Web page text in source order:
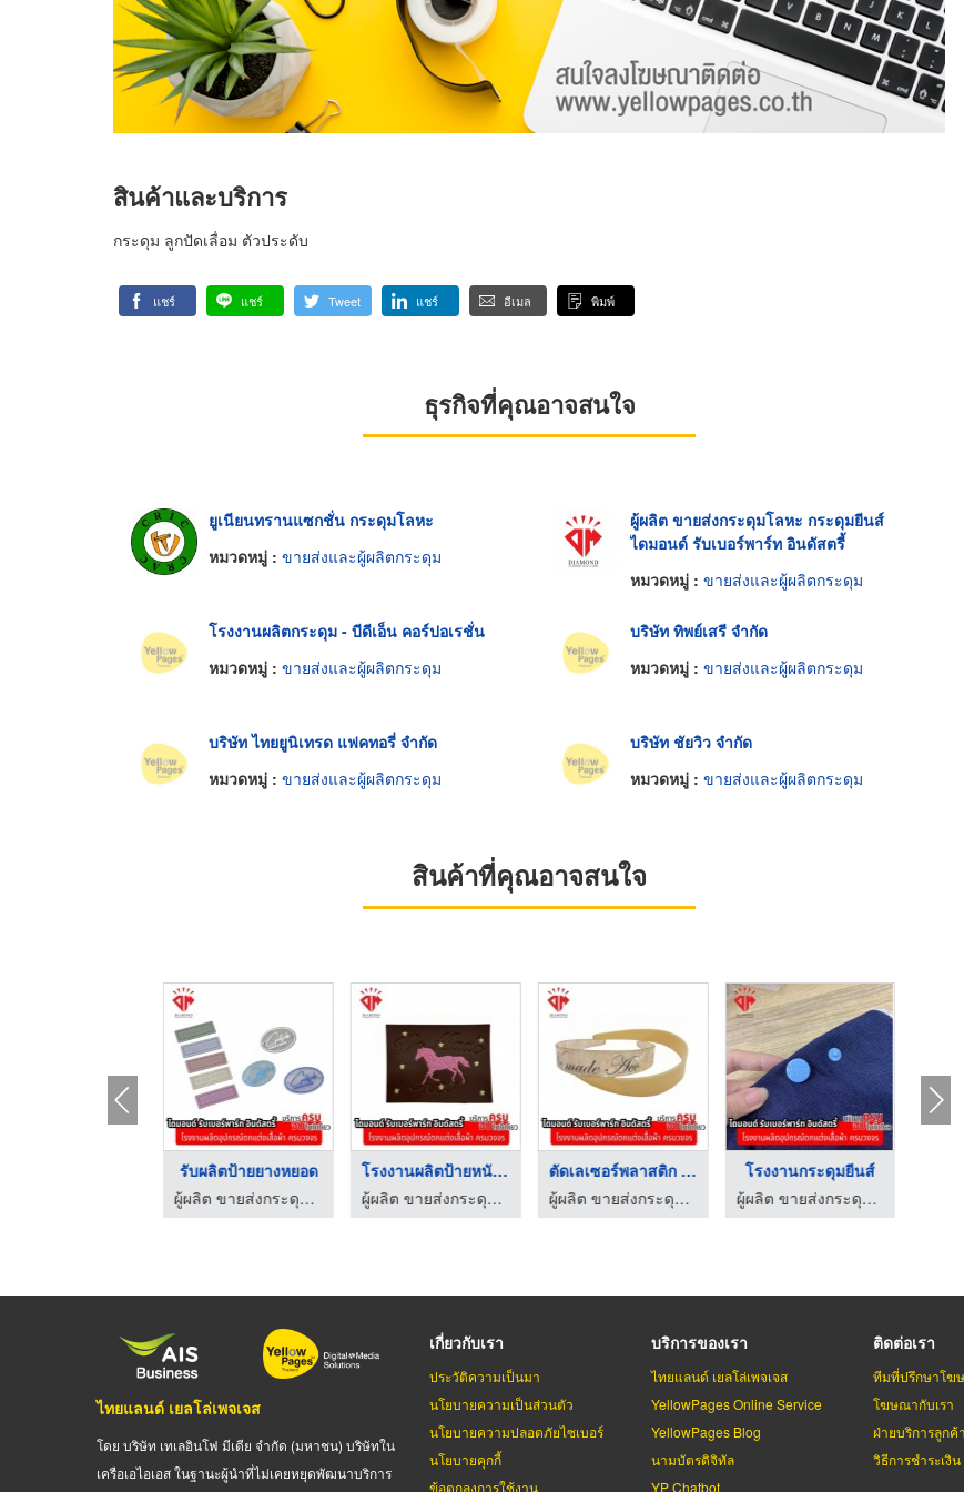
สินค้าและบริการ
กระดุม ลูกปัดเลื่อม ตัวประดับ
แชร์ แชร์ Tweet แชร์ อีเมล พิมพ์
ธุรกิจที่คุณอาจสนใจ
ยูเนียนทรานแซกชั่น กระดุมโลหะ
หมวดหมู่ : ขายส่งและผู้ผลิตกระดุม
ผู้ผลิต ขายส่งกระดุมโลหะ กระดุมยีนส์
ไดมอนด์ รับเบอร์พาร์ท อินดัสตรี้
หมวดหมู่ : ขายส่งและผู้ผลิตกระดุม
โรงงานผลิตกระดุม - บีดีเอ็น คอร์ปอเรชั่น
หมวดหมู่ : ขายส่งและผู้ผลิตกระดุม
บริษัท ทิพย์เสรี จำกัด
หมวดหมู่ : ขายส่งและผู้ผลิตกระดุม
บริษัท ไทยยูนิเทรด แฟคทอรี่ จำกัด
หมวดหมู่ : ขายส่งและผู้ผลิตกระดุม
บริษัท ชัยวิว จำกัด
หมวดหมู่ : ขายส่งและผู้ผลิตกระดุม
สินค้าที่คุณอาจสนใจ
รับผลิตป้ายยางหยอด
ผู้ผลิต ขายส่งกระดุมโลหะ กระดุมยีนส์ ไดมอนด์ รับเบอร์พาร์ท อินดัสตรี้
โรงงานผลิตป้ายหนังเท ...
ผู้ผลิต ขายส่งกระดุมโลหะ กระดุมยีนส์ ไดมอนด์ รับเบอร์พาร์ท อินดัสตรี้
ตัดเลเซอร์พลาสติก กิ ...
ผู้ผลิต ขายส่งกระดุมโลหะ กระดุมยีนส์ ไดมอนด์ รับเบอร์พาร์ท อินดัสตรี้
โรงงานกระดุมยีนส์
ผู้ผลิต ขายส่งกระดุมโลหะ กระดุมยีนส์ ไดมอนด์ รับเบอร์พาร์ท อินดัสตรี้
ไทยแลนด์ เยลโล่เพจเจส
โดย บริษัท เทเลอินโฟ มีเดีย จำกัด (มหาชน) บริษัทใน
เครือเอไอเอส ในฐานะผู้นำที่ไม่เคยหยุดพัฒนาบริการ
เกี่ยวกับเรา
ประวัติความเป็นมา
นโยบายความเป็นส่วนตัว
นโยบายความปลอดภัยไซเบอร์
นโยบายคุกกี้
ข้อตกลงการใช้งาน
บริการของเรา
ไทยแลนด์ เยลโล่เพจเจส
YellowPages Online Service
YellowPages Blog
นามบัตรดิจิทัล
YP Chatbot
ติดต่อเรา
ทีมที่ปรึกษาโฆ
โฆษณากับเรา
ฝ่ายบริการลูก
วิธีการชำระเงิน